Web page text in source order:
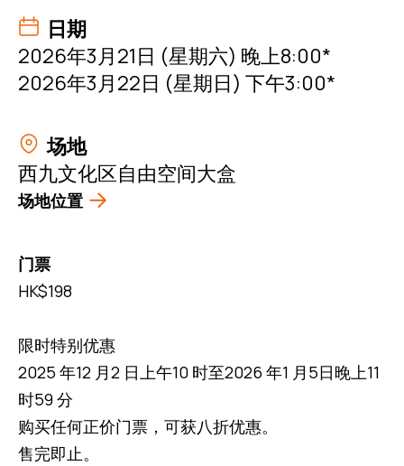
日期
2026年3月21日 (星期六) 晚上8:00*
2026年3月22日 (星期日) 下午3:00*
场地
西九文化区自由空间大盒
场地位置
门票
HK$198
限时特别优惠
2025 年12 月2 日上午10 时至2026 年1 月5日晚上11
时59 分
购买任何正价门票，可获八折优惠。
售完即止。